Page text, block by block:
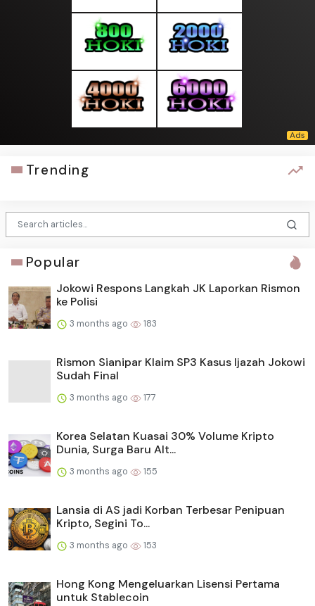
Trending
Popular
Jokowi Respons Langkah JK Laporkan Rismon
ke Polisi
3 months ago 183
Rismon Sianipar Klaim SP3 Kasus Ijazah Jokowi
Sudah Final
3 months ago 177
Korea Selatan Kuasai 30% Volume Kripto
Dunia, Surga Baru Alt...
3 months ago 155
Lansia di AS jadi Korban Terbesar Penipuan
Kripto, Segini To...
3 months ago 153
Hong Kong Mengeluarkan Lisensi Pertama
untuk Stablecoin